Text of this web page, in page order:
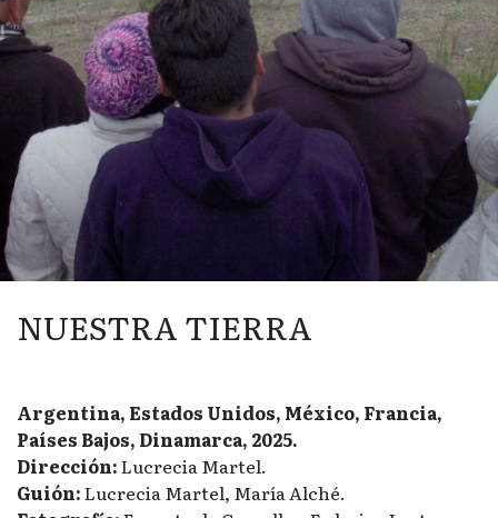
NUESTRA TIERRA
Argentina, Estados Unidos, México, Francia,
Países Bajos, Dinamarca, 2025.
Dirección:Lucrecia Martel.
Guión:Lucrecia Martel, María Alché.